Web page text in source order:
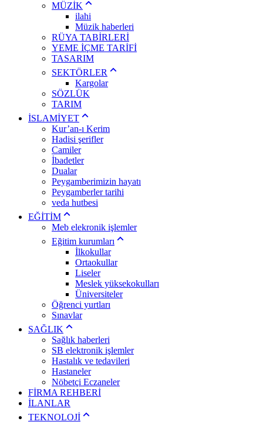
MÜZİK
ilahi
Müzik haberleri
RÜYA TABİRLERİ
YEME İÇME TARİFİ
TASARIM
SEKTÖRLER
Kargolar
SÖZLÜK
TARIM
İSLAMİYET
Kur’an-ı Kerim
Hadisi şerifler
Camiler
İbadetler
Dualar
Peygamberimizin hayatı
Peygamberler tarihi
veda hutbesi
EĞİTİM
Meb elekronik işlemler
Eğitim kurumları
İlkokullar
Ortaokullar
Liseler
Meslek yüksekokulları
Üniversiteler
Öğrenci yurtları
Sınavlar
SAĞLIK
Sağlık haberleri
SB elektronik işlemler
Hastalık ve tedavileri
Hastaneler
Nöbetçi Eczaneler
FİRMA REHBERİ
İLANLAR
TEKNOLOJİ